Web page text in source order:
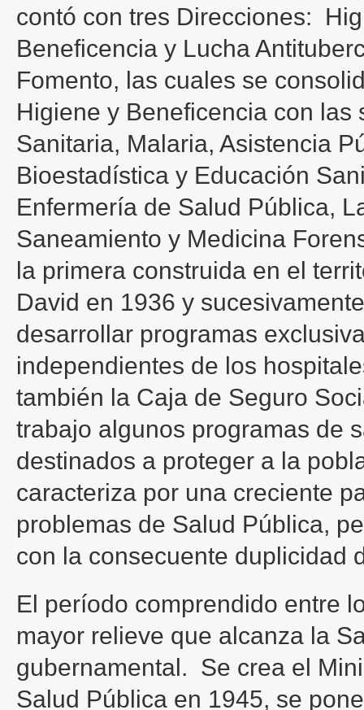
contó con tres Direcciones:
Beneficencia y Lucha
Fomento, las cuales se
Higiene y Beneficencia con
Sanitaria, Malaria, Asistencia
Bioestadística y Educación
Enfermería de Salud Pública,
Saneamiento y Medicina
la primera construida en el
David en 1936 y
desarrollar programas
independientes de los
también la Caja de Seguro
trabajo algunos programas de
destinados a proteger a la
caracteriza por una creciente
problemas de Salud Pública,
con la consecuente duplicidad
El período comprendido entre
mayor relieve que alcanza la
gubernamental. Se crea el
Salud Pública en 1945, se